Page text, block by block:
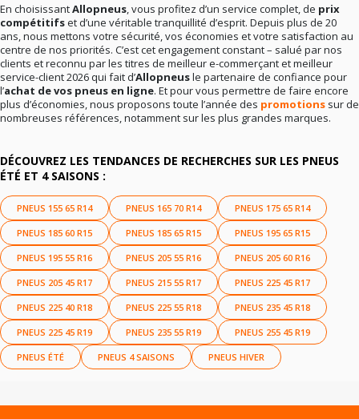
En choisissantAllopneus, vous profitez d’un service complet, de prix
compétitifset d’une véritable tranquillité d’esprit. Depuis plus de 20
ans, nous mettons votre sécurité, vos économies et votre satisfaction au
centre de nos priorités. C’est cet engagement constant – salué par nos
clients et reconnu par les titres de meilleur e-commerçant et meilleur
service-client 2026 qui fait d’Allopneusle partenaire de confiance pour
l’achat de vos pneus en ligne. Et pour vous permettre de faire encore
plus d’économies, nous proposons toute l’année des promotions sur de
nombreuses références, notamment sur les plus grandes marques.
DÉCOUVREZ LES TENDANCES DE RECHERCHES SUR LES PNEUS
ÉTÉ ET 4 SAISONS :
PNEUS 155 65 R14 PNEUS 165 70 R14 PNEUS 175 65 R14
PNEUS 185 60 R15 PNEUS 185 65 R15 PNEUS 195 65 R15
PNEUS 195 55 R16 PNEUS 205 55 R16 PNEUS 205 60 R16
PNEUS 205 45 R17 PNEUS 215 55 R17 PNEUS 225 45 R17
PNEUS 225 40 R18 PNEUS 225 55 R18 PNEUS 235 45 R18
PNEUS 225 45 R19 PNEUS 235 55 R19 PNEUS 255 45 R19
PNEUS ÉTÉ PNEUS 4 SAISONS PNEUS HIVER